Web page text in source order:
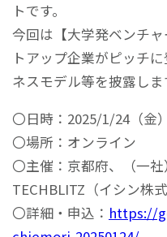
トです。
今回は【大学発ベンチ
トアップ企業がピッチ
ネスモデル等を披露しま
〇日時：2025/1/24（金
〇場所：オンライン
〇主催：京都府、（一社
TECHBLITZ（イシン株式
〇詳細・申込： https://